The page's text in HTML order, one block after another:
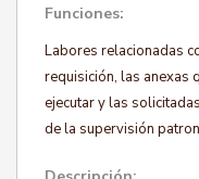
Funciones:
Labores relacionadas
requisición, las anexas
ejecutar y las
de la supervisión